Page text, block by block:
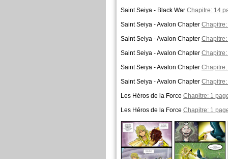
Saint Seiya - Black War Chapitre: 14
Saint Seiya - Avalon Chapter
Saint Seiya - Avalon Chapter
Saint Seiya - Avalon Chapter
Saint Seiya - Avalon Chapter
Saint Seiya - Avalon Chapter
Les Héros de la Force Chapitre: 1
Les Héros de la Force Chapitre: 1